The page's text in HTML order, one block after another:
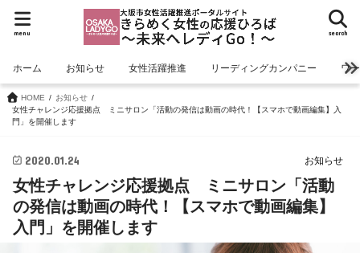
search
menu
ホーム お知らせ 女性活躍推進 リーディングカンパニー ワ
HOME
お知らせ
女性チャレンジ応援拠点 ミニサロン「活動の発信は動画の時代！【スマホで動画編集】入
門」を開催します
お知らせ
2020.01.24
女性チャレンジ応援拠点 ミニサロン「活動
の発信は動画の時代！【スマホで動画編集】
入門」を開催します